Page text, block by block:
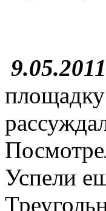
9.05.2011
Успели